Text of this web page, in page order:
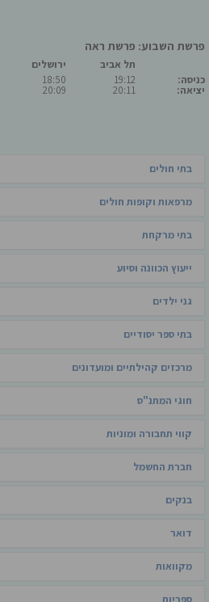
פרשת השבוע: פרשת ראה
כניסה:
יציאה:
תל אביב
19:12
20:11
ירושלים
18:50
20:09
בתי חולים
מרפאות וקופות חולים
בתי מרקחת
ייעוץ הכוונה וסיוע
גני ילדים
בתי ספר יסודיים
מרכזים קהילתיים ומועדונים
חוגי המתנ"ס
קווי תחבורה ומוניות
חברת החשמל
בנקים
דואר
מקוואות
ספריות